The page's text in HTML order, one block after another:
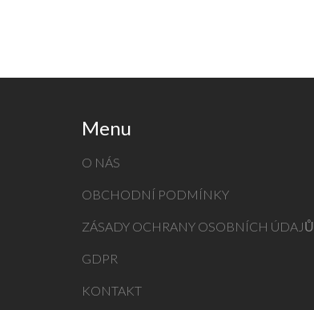
Menu
O NÁS
OBCHODNÍ PODMÍNKY
ZÁSADY OCHRANY OSOBNÍCH ÚDAJŮ
GDPR
KONTAKT